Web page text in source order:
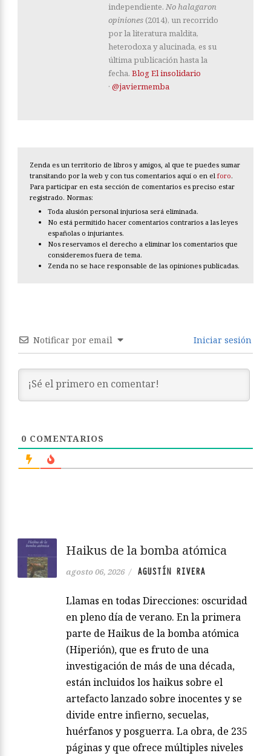
independiente. No halagaron
opiniones (2014), un recorrido
por la literatura maldita,
heterodoxa y alucinada, es su
última publicación hasta la
fecha. Blog El insolidario
· @javiermemba
Zenda es un territorio de libros y amigos, al que te puedes sumar
transitando por la web y con tus comentarios aquí o en el foro.
Para participar en esta sección de comentarios es preciso estar
registrado. Normas:
Toda alusión personal injuriosa será eliminada.
No está permitido hacer comentarios contrarios a las leyes
españolas o injuriantes.
Nos reservamos el derecho a eliminar los comentarios que
consideremos fuera de tema.
Zenda no se hace responsable de las opiniones publicadas.
Notificar por email Iniciar sesión
0 COMENTARIOS
Haikus de la bomba atómica
agosto 06, 2026 / AGUSTÍN RIVERA
Llamas en todas Direcciones: oscuridad
en pleno día de verano. En la primera
parte de Haikus de la bomba atómica
(Hiperión), que es fruto de una
investigación de más de una década,
están incluidos los haikus sobre el
artefacto lanzado sobre inocentes y se
divide entre infierno, secuelas,
huérfanos y posguerra. La obra, de 235
páginas y que ofrece múltiples niveles